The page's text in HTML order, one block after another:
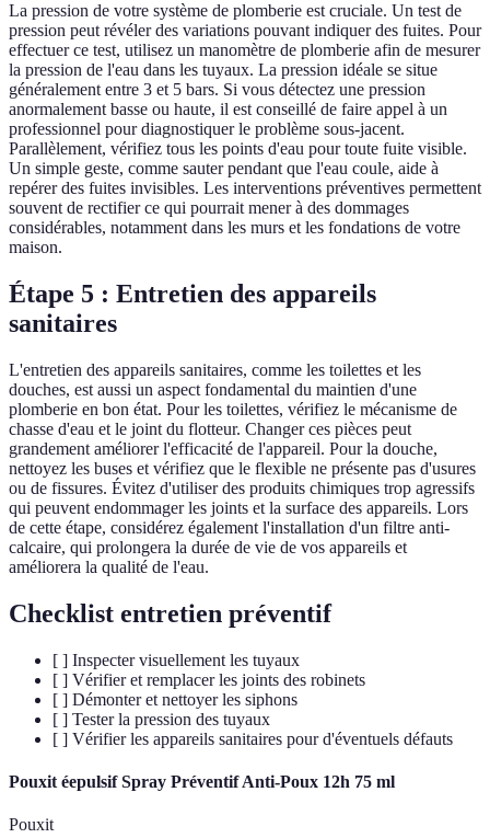
La pression de votre système de plomberie est cruciale. Un test de
pression peut révéler des variations pouvant indiquer des fuites. Pour
effectuer ce test, utilisez un manomètre de plomberie afin de mesurer
la pression de l'eau dans les tuyaux. La pression idéale se situe
généralement entre 3 et 5 bars. Si vous détectez une pression
anormalement basse ou haute, il est conseillé de faire appel à un
professionnel pour diagnostiquer le problème sous-jacent.
Parallèlement, vérifiez tous les points d'eau pour toute fuite visible.
Un simple geste, comme sauter pendant que l'eau coule, aide à
repérer des fuites invisibles. Les interventions préventives permettent
souvent de rectifier ce qui pourrait mener à des dommages
considérables, notamment dans les murs et les fondations de votre
maison.
Étape 5 : Entretien des appareils
sanitaires
L'entretien des appareils sanitaires, comme les toilettes et les
douches, est aussi un aspect fondamental du maintien d'une
plomberie en bon état. Pour les toilettes, vérifiez le mécanisme de
chasse d'eau et le joint du flotteur. Changer ces pièces peut
grandement améliorer l'efficacité de l'appareil. Pour la douche,
nettoyez les buses et vérifiez que le flexible ne présente pas d'usures
ou de fissures. Évitez d'utiliser des produits chimiques trop agressifs
qui peuvent endommager les joints et la surface des appareils. Lors
de cette étape, considérez également l'installation d'un filtre anti-
calcaire, qui prolongera la durée de vie de vos appareils et
améliorera la qualité de l'eau.
Checklist entretien préventif
[ ] Inspecter visuellement les tuyaux
[ ] Vérifier et remplacer les joints des robinets
[ ] Démonter et nettoyer les siphons
[ ] Tester la pression des tuyaux
[ ] Vérifier les appareils sanitaires pour d'éventuels défauts
Pouxit éepulsif Spray Préventif Anti-Poux 12h 75 ml
Pouxit